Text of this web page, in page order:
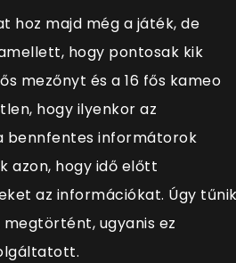
hoz majd még a játék, de
hogy pontosak kik
mezőnyt és a 16 fős kameo
hogy ilyenkor az
bennfentes informátorok
azon, hogy idő előtt
az információkat. Úgy
ugyanis ez